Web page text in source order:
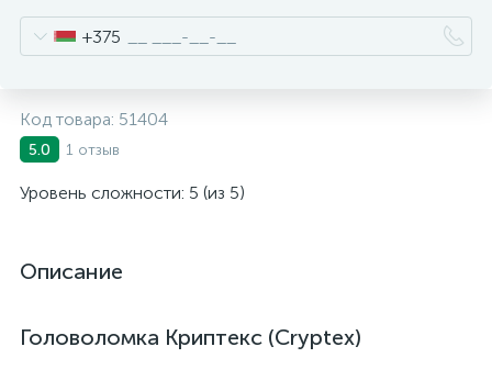
+375
Код товара: 51404
5.0 1 отзыв
Уровень сложности: 5 (из 5)
Описание
Головоломка Криптекс (Cryptex)